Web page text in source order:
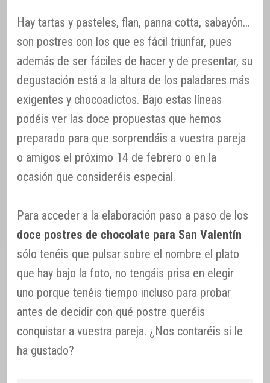
Hay tartas y pasteles, flan, panna cotta, sabayón…
son postres con los que es fácil triunfar, pues
además de ser fáciles de hacer y de presentar, su
degustación está a la altura de los paladares más
exigentes y chocoadictos. Bajo estas líneas
podéis ver las doce propuestas que hemos
preparado para que sorprendáis a vuestra pareja
o amigos el próximo 14 de febrero o en la
ocasión que consideréis especial.
Para acceder a la elaboración paso a paso de los
doce postres de chocolate para San Valentín
sólo tenéis que pulsar sobre el nombre el plato
que hay bajo la foto, no tengáis prisa en elegir
uno porque tenéis tiempo incluso para probar
antes de decidir con qué postre queréis
conquistar a vuestra pareja. ¿Nos contaréis si le
ha gustado?